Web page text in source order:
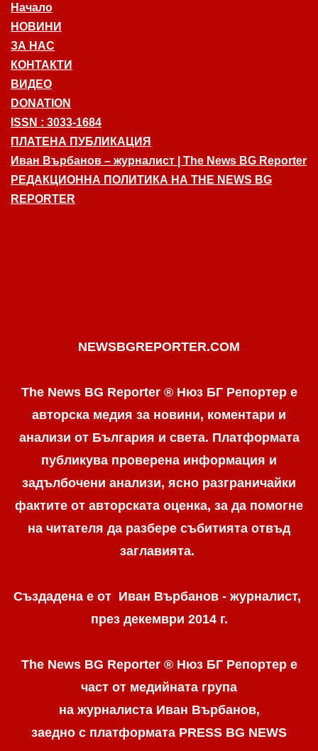
Начало
НОВИНИ
ЗА НАС
КОНТАКТИ
ВИДЕО
DONATION
ISSN : 3033-1684
ПЛАТЕНА ПУБЛИКАЦИЯ
Иван Върбанов – журналист | The News BG Reporter
РЕДАКЦИОННА ПОЛИТИКА НА THE NEWS BG
REPORTER
NEWSBGREPORTER.COM
The News BG Reporter ® Нюз БГ Репортер е
авторска медия за новини, коментари и
анализи от България и света. Платформата
публикува проверена информация и
задълбочени анализи, ясно разграничaйки
фактите от авторската оценка, за да помогне
на читателя да разбере събитията отвъд
заглавията.
Създадена е от Иван Върбанов - журналист,
през декември 2014 г.
The News BG Reporter ® Нюз БГ Репортере
част от медийната група
на журналиста Иван Върбанов,
заедно с платформата PRESS BG NEWS